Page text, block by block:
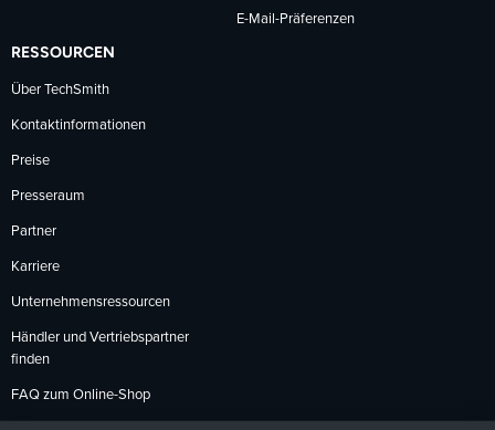
E-Mail-Präferenzen
RESSOURCEN
Über TechSmith
Kontaktinformationen
Preise
Presseraum
Partner
Karriere
Unternehmensressourcen
Händler und Vertriebspartner
finden
FAQ zum Online-Shop